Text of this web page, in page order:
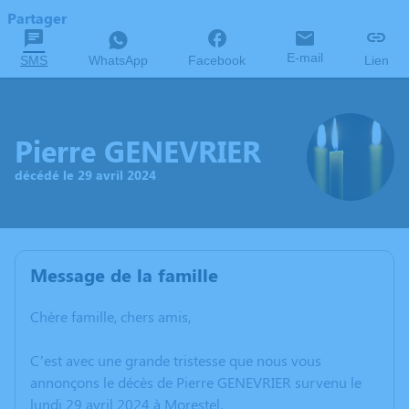
Partager
SMS WhatsApp Facebook E-mail Lien
Pierre GENEVRIER
décédé le 29 avril 2024
Message de la famille
Chère famille, chers amis,
C’est avec une grande tristesse que nous vous
annonçons le décès de Pierre GENEVRIER survenu le
lundi 29 avril 2024 à Morestel.